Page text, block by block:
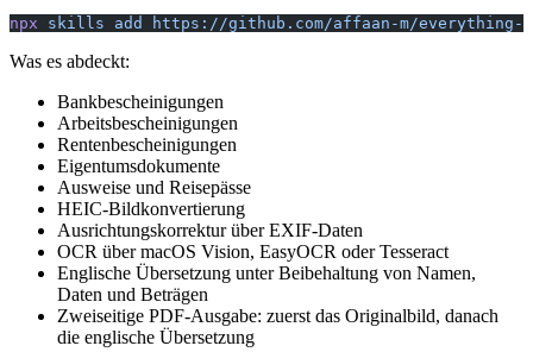
npx skills add https://github.com/affaan-m/everything-
Was es abdeckt:
Bankbescheinigungen
Arbeitsbescheinigungen
Rentenbescheinigungen
Eigentumsdokumente
Ausweise und Reisepässe
HEIC-Bildkonvertierung
Ausrichtungskorrektur über EXIF-Daten
OCR über macOS Vision, EasyOCR oder Tesseract
Englische Übersetzung unter Beibehaltung von Namen,
Daten und Beträgen
Zweiseitige PDF-Ausgabe: zuerst das Originalbild, danach
die englische Übersetzung